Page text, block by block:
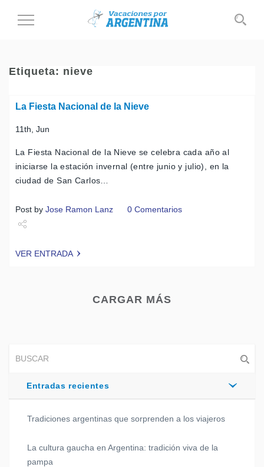
Cambiar
navegación
Etiqueta: nieve
La Fiesta Nacional de la Nieve
11th, Jun
La Fiesta Nacional de la Nieve se celebra cada año al
iniciarse la estación invernal (entre junio y julio), en la
ciudad de San Carlos…
Post by Jose Ramon Lanz 0 Comentarios
VER ENTRADA
CARGAR MÁS
Entradas recientes
Tradiciones argentinas que sorprenden a los viajeros
La cultura gaucha en Argentina: tradición viva de la
pampa